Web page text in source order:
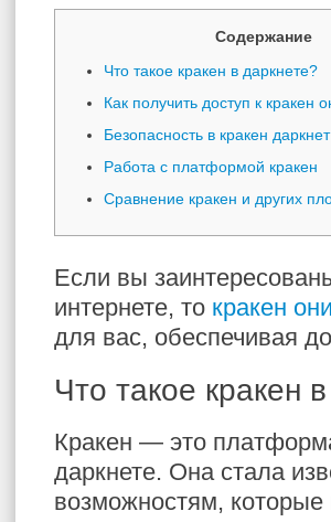
Содержание
Что такое кракен в даркнете?
Как получить доступ к кракен
Безопасность в кракен даркнет
Работа с платформой кракен
Сравнение кракен и других
Если вы
интернете, то кракен
для вас, обеспечивая
Что такое кракен
Кракен — это
даркнете. Она стала
возможностям, которые